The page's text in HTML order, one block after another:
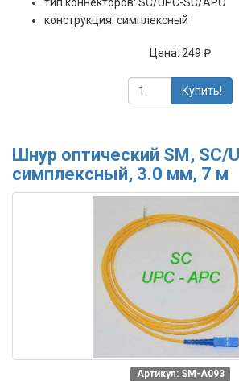
тип коннекторов: SC/UPC-SC/APC
конструкция: симплексный
Цена: 249 ₽
Купить!
Шнур оптический SM, SC/
симплексный, 3.0 мм, 7 м
Артикул: SM-A093